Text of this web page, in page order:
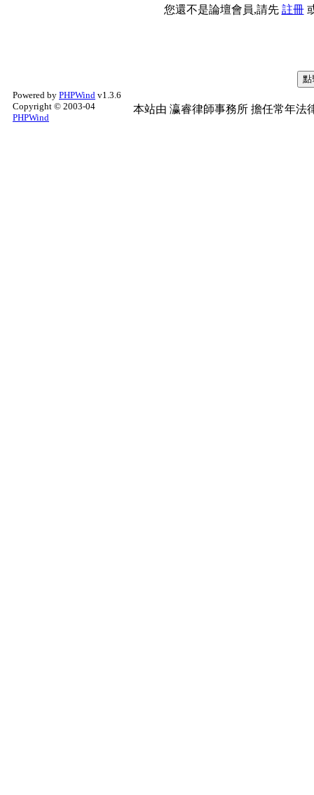
您還不是論壇會員,請先 註冊
Powered by PHPWind v1.3.6
Copyright © 2003-04
PHPWind
本站由 瀛睿律師事務所 擔任常年法